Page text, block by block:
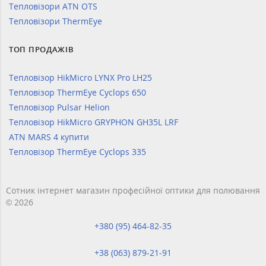
Тепловізори ATN OTS
Тепловізори ThermEye
ТОП ПРОДАЖІВ
Тепловізор HikMicro LYNX Pro LH25
Тепловізор ThermEye Cyclops 650
Тепловізор Pulsar Helion
Тепловізор HikMicro GRYPHON GH35L LRF
ATN MARS 4 купити
Тепловізор ThermEye Cyclops 335
Сотник інтернет магазин професійної оптики для полювання
© 2026
+380 (95) 464-82-35
+38 (063) 879-21-91